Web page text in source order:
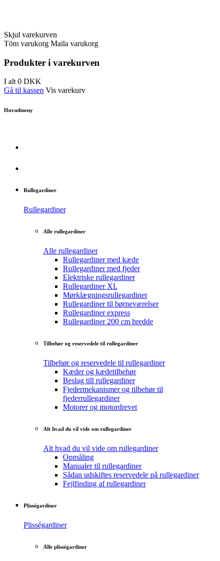
Skjul varekurven
Töm varukorg Maila varukorg
Produkter i varekurven
I alt0 DKK
Gå til kassen Vis varekurv
Huvudmeny
Rullegardiner
Rullegardiner
Alle rullegardiner
Alle rullegardiner
Rullegardiner med kæde
Rullegardiner med fjeder
Elektriske rullegardiner
Rullegardiner XL
Mørklægningsrullegardiner
Rullegardiner til børneværelser
Rullegardiner express
Rullegardiner 200 cm bredde
Tilbehør og reservedele til rullegardiner
Tilbehør og reservedele til rullegardiner
Kæder og kædetilbehør
Beslag till rullegardiner
Fjedermekanismer og tilbehør til
fjederrullegardiner
Motorer og motordrevet
Alt hvad du vil vide om rullegardiner
Alt hvad du vil vide om rullegardiner
Opmåling
Manualer til rullegardiner
Sådan udskiftes reservedele på rullegardiner
Fejlfinding af rullegardiner
Plisségardiner
Plisségardiner
Alle plisségardiner